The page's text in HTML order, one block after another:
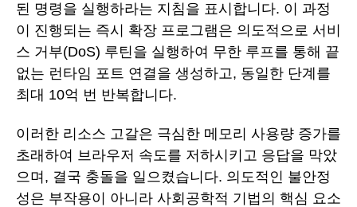
된 명령을 실행하라는 지침을 표시합니다. 이 과정
이 진행되는 즉시 확장 프로그램은 의도적으로 서비
스 거부(DoS) 루틴을 실행하여 무한 루프를 통해 끝
없는 런타임 포트 연결을 생성하고, 동일한 단계를
최대 10억 번 반복합니다.
이러한 리소스 고갈은 극심한 메모리 사용량 증가를
초래하여 브라우저 속도를 저하시키고 응답을 막았
으며, 결국 충돌을 일으켰습니다. 의도적인 불안정
성은 부작용이 아니라 사회공학적 기법의 핵심 요소